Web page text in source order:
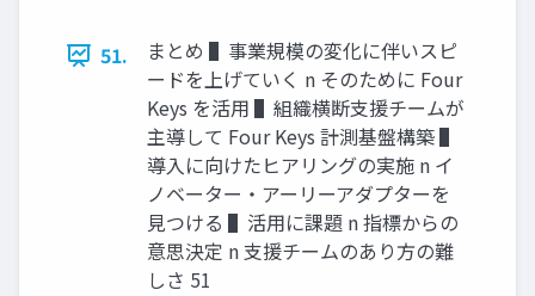
51.
まとめ ▌事業規模の変化に伴いスピ
ードを上げていく n そのために Four
Keys を活⽤ ▌組織横断⽀援チームが
主導して Four Keys 計測基盤構築 ▌
導⼊に向けたヒアリングの実施 n イ
ノベーター・アーリーアダプターを
⾒つける ▌活⽤に課題 n 指標からの
意思決定 n ⽀援チームのあり⽅の難
しさ 51